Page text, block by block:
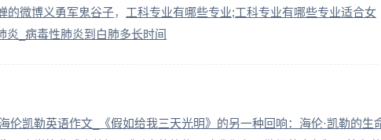
的微博义勇军鬼谷子
工科专业有哪些专业;工科专业有哪些专业适合女
炎_病毒性肺炎到白肺多长时间
海伦凯勒英语作文_《假如给我三天光明》的另一种回响：海伦·凯勒的生